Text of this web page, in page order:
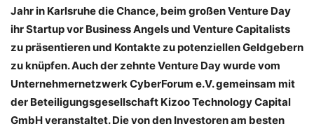
Jahr in Karlsruhe die Chance, beim großen Venture Day
ihr Startup vor Business Angels und Venture Capitalists
zu präsentieren und Kontakte zu potenziellen Geldgebern
zu knüpfen. Auch der zehnte Venture Day wurde vom
Unternehmernetzwerk CyberForum e.V. gemeinsam mit
der Beteiligungsgesellschaft Kizoo Technology Capital
GmbH veranstaltet. Die von den Investoren am besten